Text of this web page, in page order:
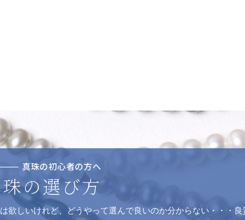
真珠の初心者の方へ
の選び方
欲しいけれど、どうやって選んで良いのか分からない・・・良